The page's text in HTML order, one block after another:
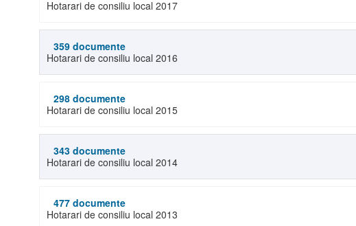
Hotarari de consiliu local 2017
359 documente
Hotarari de consiliu local 2016
298 documente
Hotarari de consiliu local 2015
343 documente
Hotarari de consiliu local 2014
477 documente
Hotarari de consiliu local 2013